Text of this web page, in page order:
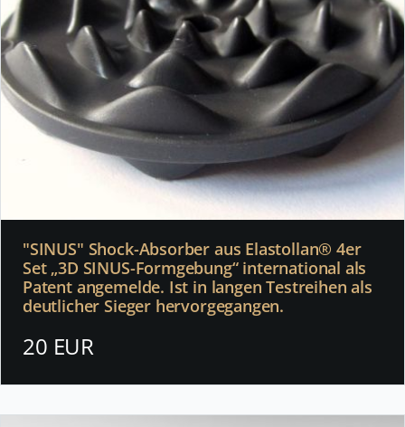
"SINUS" Shock-Absorber aus Elastollan® 4er
Set „3D SINUS-Formgebung“ international als
Patent angemelde. Ist in langen Testreihen als
deutlicher Sieger hervorgegangen.
20 EUR